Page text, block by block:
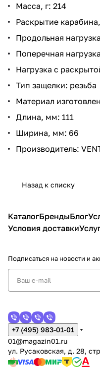
Масса, г: 214
Раскрытие
Продольная
Поперечная
Нагрузка с
Тип защелки: резьба
Материал
Длина, мм: 111
Ширина, мм: 66
Производитель:
Назад к списку
КаталогБрендыБлог
Условия доставки
Подписаться на новости и
+7 (495) 983-01-01
01@magazin01.ru
ул. Русаковская, д. 28,